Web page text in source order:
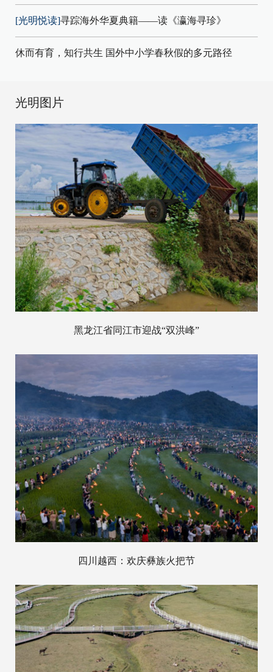
[光明悦读]寻踪海外华夏典籍——读《瀛海寻珍》
休而有育，知行共生 国外中小学春秋假的多元路径
光明图片
黑龙江省同江市迎战“双洪峰”
四川越西：欢庆彝族火把节